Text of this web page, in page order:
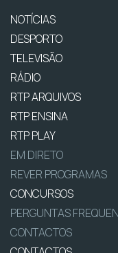
NOTÍCIAS
DESPORTO
TELEVISÃO
RÁDIO
RTP ARQUIVOS
RTP ENSINA
RTP PLAY
EM DIRETO
REVER PROGRAMAS
CONCURSOS
PERGUNTAS
CONTACTOS